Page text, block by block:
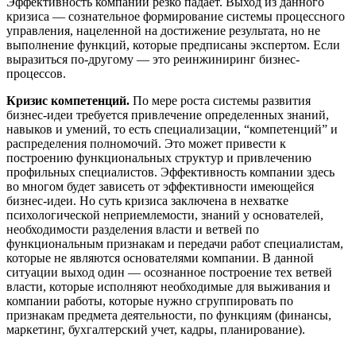
кризиса — сознательное формирование системы процессного
управления, нацеленной на достижение результата, но не
выполнение функций, которые предписаны экспертом. Если
выразиться по-другому — это реинжиниринг бизнес-
процессов.
Кризис компетенций. По мере роста системы развития
бизнес-идеи требуется привлечение определенных знаний,
навыков и умений, то есть специализации, “компетенций” и
распределения полномочий. Это может привести к
построению функциональных структур и привлечению
профильных специалистов. Эффективность компании здесь
во многом будет зависеть от эффективности имеющейся
бизнес-идеи. Но суть кризиса заключена в нехватке
психологической неприемлемости, знаний у основателей,
необходимости разделения власти и ветвей по
функциональным признакам и передачи работ специалистам,
которые не являются основателями компании. В данной
ситуации выход один — осознанное построение тех ветвей
власти, которые исполняют необходимые для выживания и
компании работы, которые нужно сгруппировать по
признакам предмета деятельности, по функциям (финансы,
маркетинг, бухгалтерский учет, кадры, планирование).